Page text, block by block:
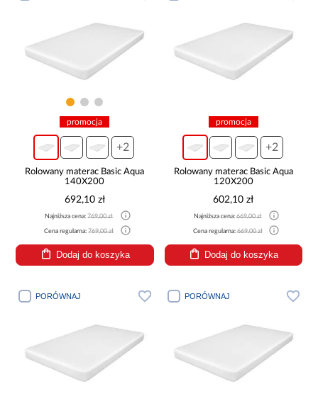
promocja
+2
Rolowany materac Basic Aqua
140X200
692,10 zł
Najniższa cena:769,00 zł
Cena regularna:769,00 zł
Dodaj do koszyka
promocja
+2
Rolowany materac Basic Aqua
120X200
602,10 zł
Najniższa cena:669,00 zł
Cena regularna:669,00 zł
Dodaj do koszyka
PORÓWNAJ PORÓWNAJ